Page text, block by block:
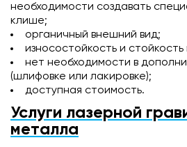
необходимости создавать
клише;
органичный внешний вид;
износостойкость и стойкость
нет необходимости в
(шлифовке или лакировке);
доступная стоимость.
Услуги лазерной
металла